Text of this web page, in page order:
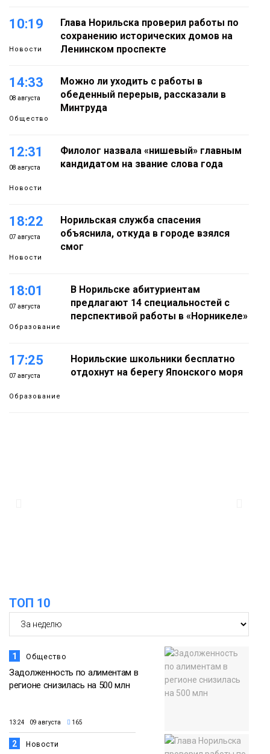
10:19
Новости
Глава Норильска проверил работы по
сохранению исторических домов на
Ленинском проспекте
14:33
08 августа
Общество
Можно ли уходить с работы в
обеденный перерыв, рассказали в
Минтруда
12:31
08 августа
Новости
Филолог назвала «нишевый» главным
кандидатом на звание слова года
18:22
07 августа
Новости
Норильская служба спасения
объяснила, откуда в городе взялся
смог
18:01
07 августа
Образование
В Норильске абитуриентам
предлагают 14 специальностей с
перспективой работы в «Норникеле»
17:25
07 августа
Образование
Норильские школьники бесплатно
отдохнут на берегу Японского моря
Спорт
ТОП 10
1 Общество
Задолженность по алиментам в
регионе снизилась на 500 млн
13:24 09 августа 165
2 Новости